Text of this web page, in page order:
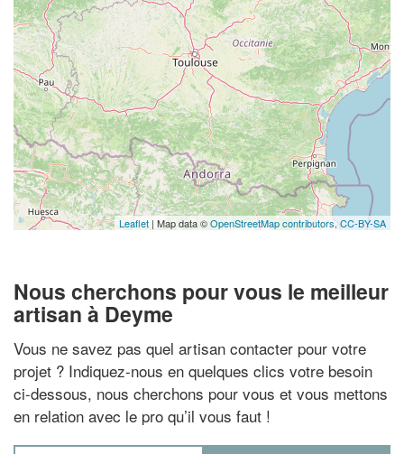
Leaflet | Map data ©OpenStreetMap contributors, CC-BY-SA
Nous cherchons pour vous le meilleur
artisan à Deyme
Vous ne savez pas quel artisan contacter pour votre
projet ? Indiquez-nous en quelques clics votre besoin
ci-dessous, nous cherchons pour vous et vous mettons
en relation avec le pro qu’il vous faut !